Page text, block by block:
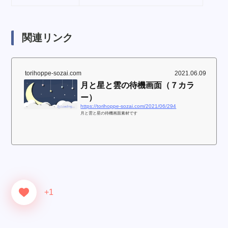
関連リンク
torihoppe-sozai.com 2021.06.09
月と星と雲の待機画面（７カラ
ー）
https://torihoppe-sozai.com/2021/06/294
月と雲と星の待機画面素材です
+1